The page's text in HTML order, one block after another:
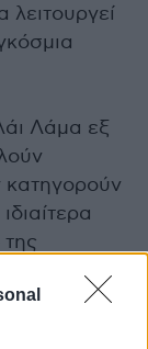
λειτουργεί
Λάμα εξ
κατηγορούν
Κινέζους-